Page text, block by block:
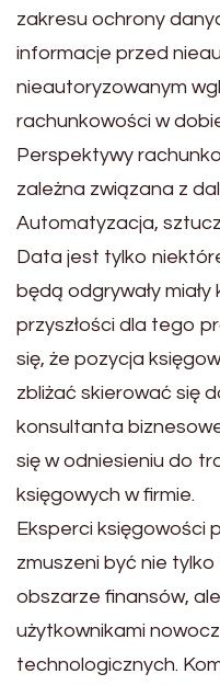
zakresu ochrony
informacje przed
nieautoryzowanym
rachunkowości w
Perspektywy
zależna związana z
Automatyzacja,
Data jest tylko
będą odgrywały
przyszłości dla tego
się, że pozycja
zbliżać skierować się
konsultanta
się w odniesieniu do
księgowych w firmie.
Eksperci księgowości
zmuszeni być nie
obszarze finansów,
użytkownikami
technologicznych.